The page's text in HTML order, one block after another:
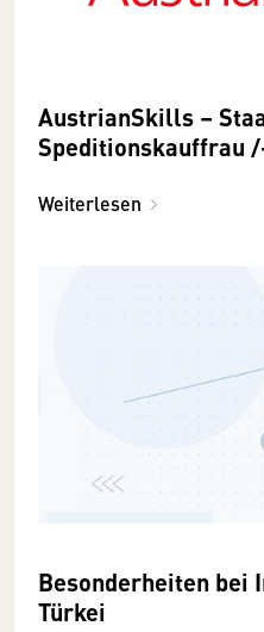
AustrianSkills –
Speditionskauffrau
Weiterlesen
Besonderheiten bei
Türkei